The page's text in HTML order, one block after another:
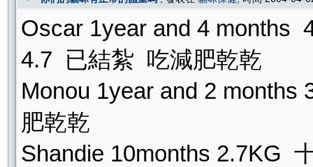
Oscar 1year and 4 months
4.7 已結紮 吃減肥乾乾
Monou 1year and 2
肥乾乾
Shandie 10months 2.7KG